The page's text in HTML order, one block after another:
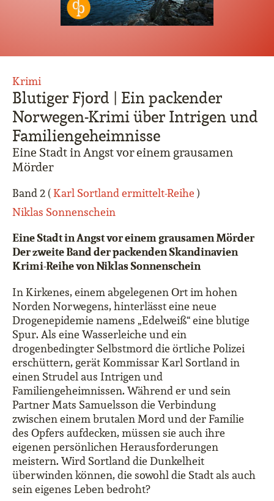
Blutiger Fjord | Ein packender
Norwegen-Krimi über Intrigen und
Familiengeheimnisse
Eine Stadt in Angst vor einem grausamen
Mörder
Band 2 (Karl Sortland ermittelt-Reihe )
Niklas Sonnenschein
Krimi
Eine Stadt in Angst vor einem grausamen Mörder
Der zweite Band der packenden Skandinavien
Krimi-Reihe von Niklas Sonnenschein
In Kirkenes, einem abgelegenen Ort im hohen
Norden Norwegens, hinterlässt eine neue
Drogenepidemie namens „Edelweiß“ eine blutige
Spur. Als eine Wasserleiche und ein
drogenbedingter Selbstmord die örtliche Polizei
erschüttern, gerät Kommissar Karl Sortland in
einen Strudel aus Intrigen und
Familiengeheimnissen. Während er und sein
Partner Mats Samuelsson die Verbindung
zwischen einem brutalen Mord und der Familie
des Opfers aufdecken, müssen sie auch ihre
eigenen persönlichen Herausforderungen
meistern. Wird Sortland die Dunkelheit
überwinden können, die sowohl die Stadt als auch
sein eigenes Leben bedroht?